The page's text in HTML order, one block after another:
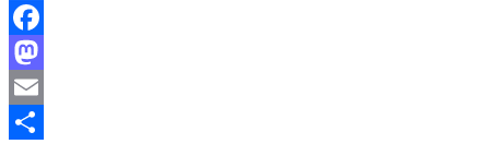
Facebook
Mastodon
Email